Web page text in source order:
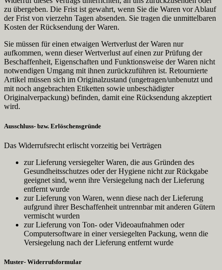
zu übergeben. Die Frist ist gewahrt, wenn Sie die Waren vor Ablauf
der Frist von vierzehn Tagen absenden. Sie tragen die unmittelbaren
Kosten der Rücksendung der Waren.
Sie müssen für einen etwaigen Wertverlust der Waren nur
aufkommen, wenn dieser Wertverlust auf einen zur Prüfung der
Beschaffenheit, Eigenschaften und Funktionsweise der Waren nicht
notwendigen Umgang mit ihnen zurückzuführen ist. Retournierte
Artikel müssen sich im Originalzustand (ungetragen/unbenutzt und
mit noch angebrachten Etiketten sowie unbeschädigter
Originalverpackung) befinden, damit eine Rücksendung akzeptiert
wird.
Ausschluss- bzw. Erlöschensgründe
Das Widerrufsrecht erlischt vorzeitig bei Verträgen
zur Lieferung versiegelter Waren, die aus Gründen des
Gesundheitsschutzes oder der Hygiene nicht zur Rückgabe
geeignet sind, wenn ihre Versiegelung nach der Lieferung
entfernt wurde
zur Lieferung von Waren, wenn diese nach der Lieferung
aufgrund ihrer Beschaffenheit untrennbar mit anderen Gütern
vermischt wurden
zur Lieferung von Ton- oder Videoaufnahmen oder
Computersoftware in einer versiegelten Packung, wenn die
Versiegelung nach der Lieferung entfernt wurde
Muster- Widerrufsformular